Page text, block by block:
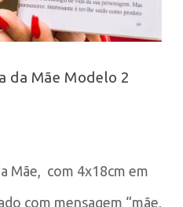
da Mãe Modelo 2
Mãe, com 4x18cm em
com mensagem “mãe,